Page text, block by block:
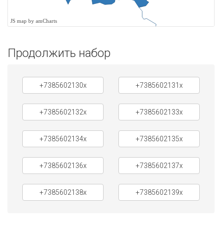
JS map by amCharts
Продолжить набор
+7385602130x +7385602131x
+7385602132x +7385602133x
+7385602134x +7385602135x
+7385602136x +7385602137x
+7385602138x +7385602139x